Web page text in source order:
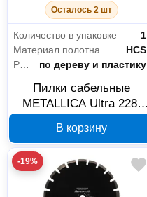
Осталось 2 шт
Количество в упаковке
1
Материал полотна
HCS
по дереву и пластику
Пилки сабельные
METALLICA Ultra 228-
В корзину
-19%